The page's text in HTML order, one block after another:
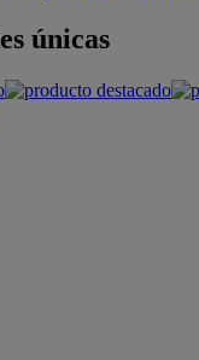
únicas